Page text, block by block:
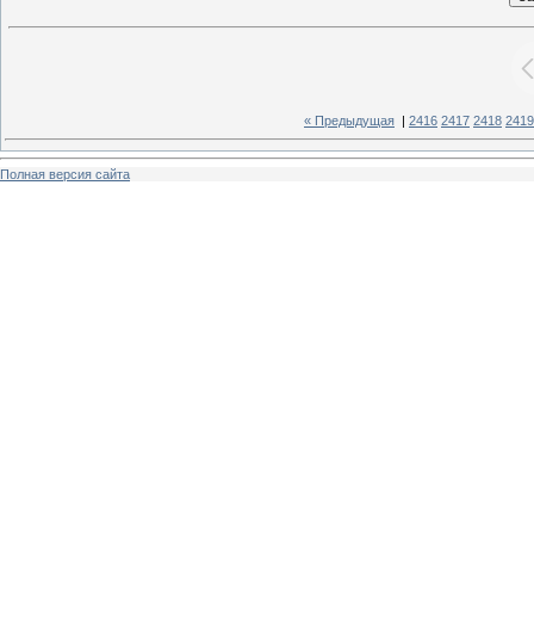
« Предыдущая 2416 2417 2418 2419
Полная версия сайта